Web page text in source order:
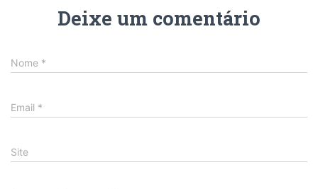
Deixe um comentário
Nome *
Email *
Site